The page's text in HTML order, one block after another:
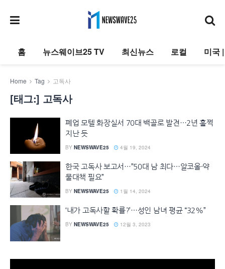
홈 뉴스웨이브25 TV 최신뉴스 로컬 미국
Home Tag 고독사
[태그:] 고독사
폐업 모텔 화장실서 70대 백골로 발견…2년 훌쩍
지난 듯
BY NEWSWAVE25 4월 19, 2024
한국 고독사 보고서…”50대 남 최다…알코올·약
물대책 필요”
BY NEWSWAVE25 1월 14, 2024
‘내가 고독사할 확률?’…성인 남녀 평균 “32%”
BY NEWSWAVE25 12월 3, 2023